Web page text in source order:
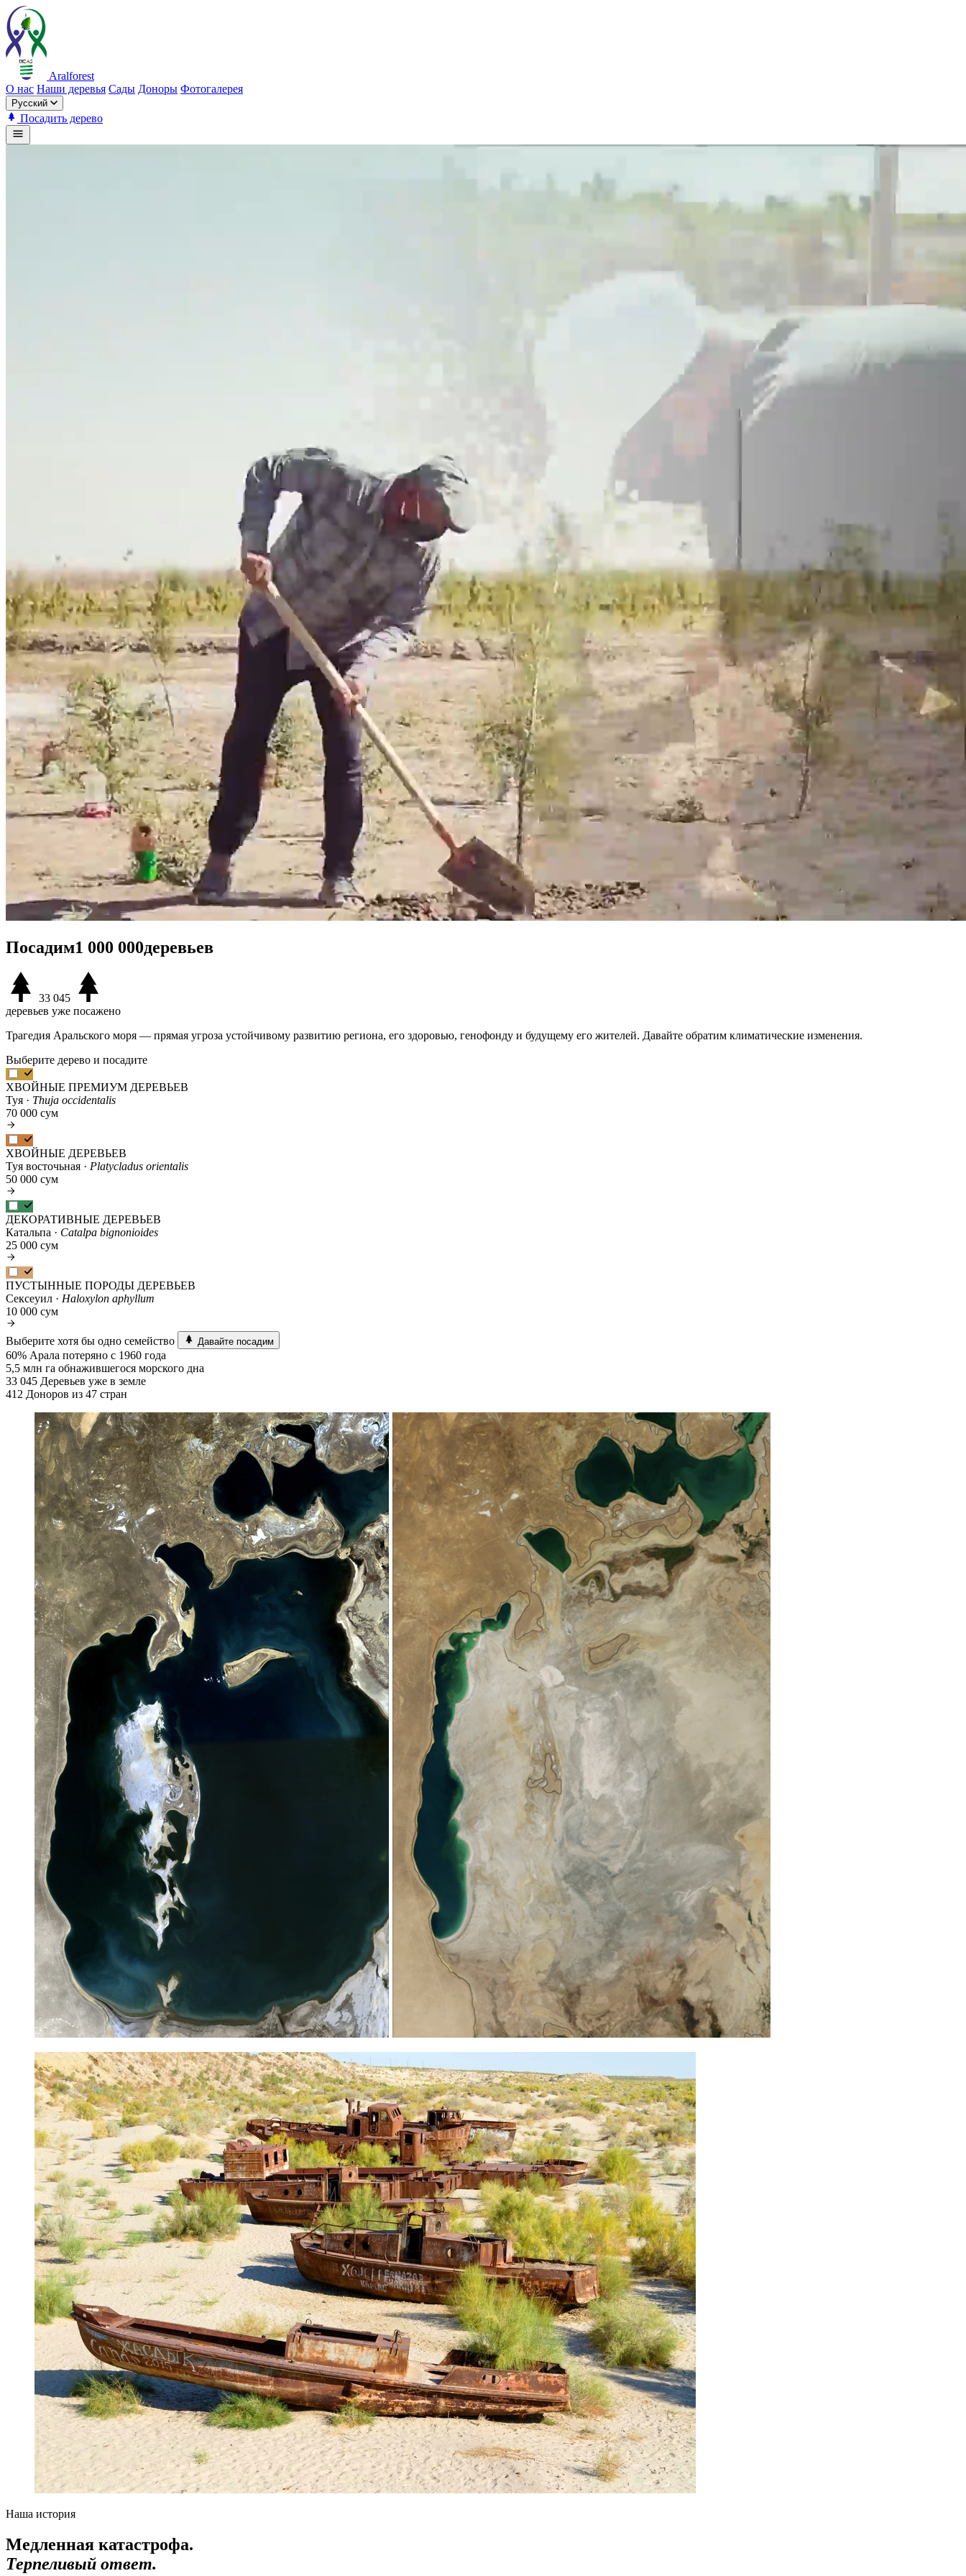
Aralforest
О нас Наши деревья Сады Доноры Фотогалерея
Русский
Посадить дерево
Посадим1 000 000деревьев
33 045
деревьев уже посажено
Трагедия Аральского моря — прямая угроза устойчивому развитию региона, его здоровью, генофонду и будущему его жителей. Давайте обратим климатические изменения.
Выберите дерево и посадите
ХВОЙНЫЕ ПРЕМИУМ ДЕРЕВЬЕВ
Туя · Thuja occidentalis
70 000 сум
ХВОЙНЫЕ ДЕРЕВЬЕВ
Туя восточьная · Platycladus orientalis
50 000 сум
ДЕКОРАТИВНЫЕ ДЕРЕВЬЕВ
Катальпа · Catalpa bignonioides
25 000 сум
ПУСТЫННЫЕ ПОРОДЫ ДЕРЕВЬЕВ
Сексеуил · Haloxylon aphyllum
10 000 сум
Выберите хотя бы одно семейство Давайте посадим
60% Арала потеряно с 1960 года
5,5 млн га обнажившегося морского дна
33 045 Деревьев уже в земле
412 Доноров из 47 стран
Наша история
Медленная катастрофа.
Терпеливый ответ.